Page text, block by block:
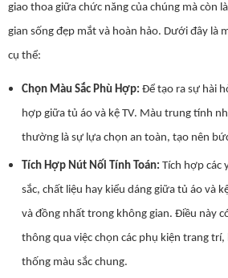
giao thoa giữa chức năng của chúng mà còn
gian sống đẹp mắt và hoàn hảo. Dưới đây là
cụ thể:
Chọn Màu Sắc Phù Hợp: Để tạo ra sự hài
hợp giữa tủ áo và kệ TV. Màu trung tính
thường là sự lựa chọn an toàn, tạo nên
Tích Hợp Nút Nối Tính Toán: Tích hợp các
sắc, chất liệu hay kiểu dáng giữa tủ áo và
và đồng nhất trong không gian. Điều này
thông qua việc chọn các phụ kiện trang
thống màu sắc chung.